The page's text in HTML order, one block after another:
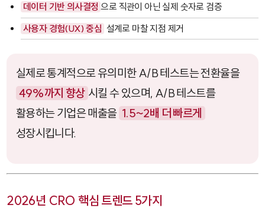
데이터 기반 의사결정 으로 직관이 아닌 실제 숫자로 검증
사용자 경험(UX) 중심 설계로 마찰 지점 제거
실제로 통계적으로 유의미한 A/B 테스트는 전환율을
49%까지 향상 시킬 수 있으며, A/B 테스트를
활용하는 기업은 매출을 1.5~2배 더 빠르게
성장시킵니다.
2026년 CRO 핵심 트렌드 5가지